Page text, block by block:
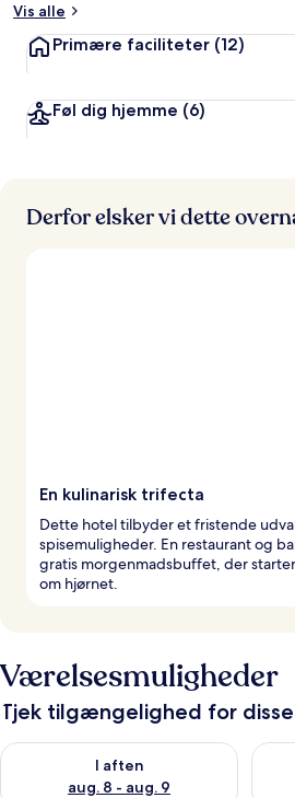
Vis alle
Primære faciliteter (12)
Føl dig hjemme (6)
Derfor elsker vi dette
En kulinarisk trifecta
Dette hotel tilbyder et fristende
spisemuligheder. En restaurant og
gratis morgenmadsbuffet, der
om hjørnet.
Værelsesmuligheder
Tjek tilgængelighed for
I aften
aug. 8 - aug. 9
Tjek tilgængelighed for i aften aug. 8
Tjek